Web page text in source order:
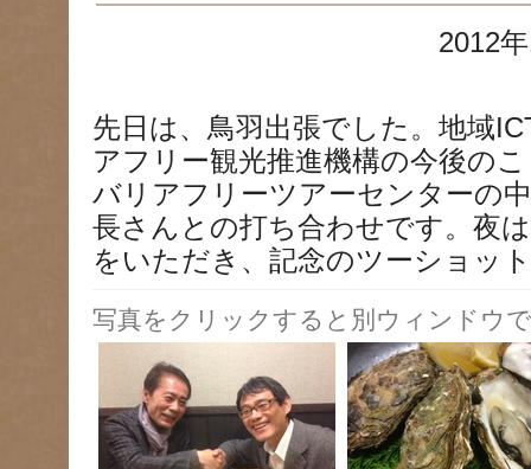
2012
先日は、鳥羽出張でした。地域
アフリー観光推進機構の今後の
バリアフリーツアーセンターの
長さんとの打ち合わせです。夜
をいただき、記念のツーショッ
写真をクリックすると別ウィンドウ